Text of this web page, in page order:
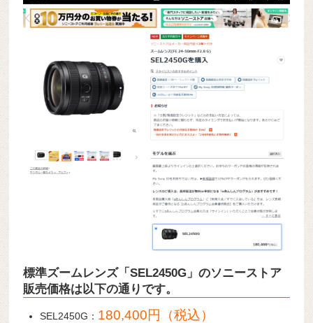
標準ズームレンズ「SEL2450G」のソニーストア
販売価格は以下の通りです。
SEL2450G： 180,400円（税込）